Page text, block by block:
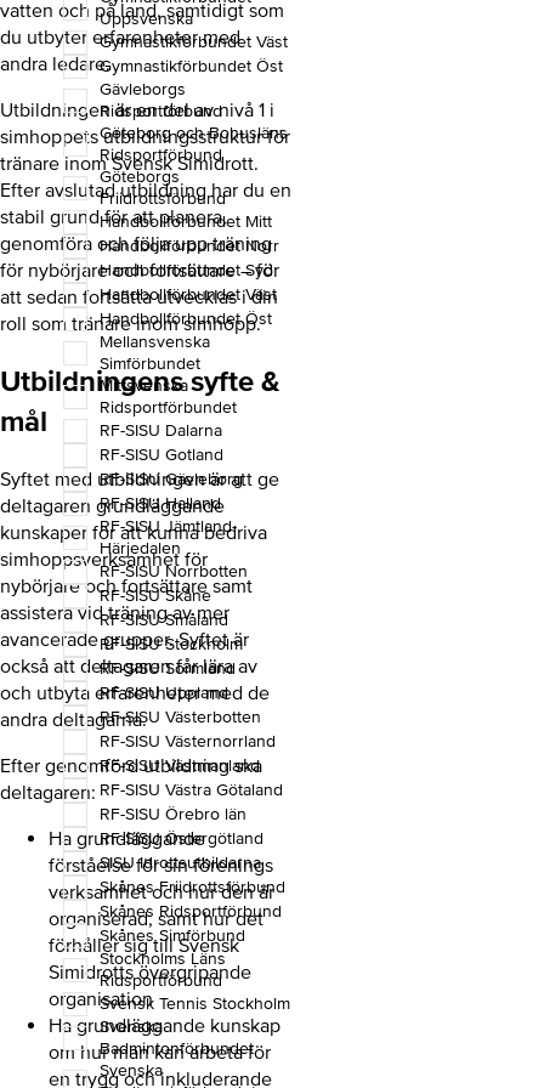
vatten och på land, samtidigt som
du utbyter erfarenheter med
andra ledare.
Utbildningen är en del av nivå 1 i
simhoppets utbildningsstruktur för
tränare inom Svensk Simidrott.
Efter avslutad utbildning har du en
stabil grund för att planera,
genomföra och följa upp träning
för nybörjare och fortsättare – för
att sedan fortsätta utvecklas i din
roll som tränare inom simhopp.
Utbildningens syfte &
mål
Syftet med utbildningen är att ge
deltagaren grundläggande
kunskaper för att kunna bedriva
simhoppsverksamhet för
nybörjare och fortsättare samt
assistera vid träning av mer
avancerade grupper. Syftet är
också att deltagaren får lära av
och utbyta erfarenheter med de
andra deltagarna.
Efter genomförd utbildning ska
deltagaren:
Ha grundläggande
förståelse för sin förenings
verksamhet och hur den är
organiserad, samt hur det
förhåller sig till Svensk
Simidrotts övergripande
organisation
Ha grundläggande kunskap
om hur man kan arbeta för
en trygg och inkluderande
Uppsvenska
Gymnastikförbundet Väst
Gymnastikförbundet Öst
Gävleborgs
Ridsportförbund
Göteborg och Bohusläns
Ridsportförbund
Göteborgs
Friidrottsförbund
Handbollförbundet Mitt
Handbollförbundet Norr
Handbollförbundet Syd
Handbollförbundet Väst
Handbollförbundet Öst
Mellansvenska
Simförbundet
Mittsvenska
Ridsportförbundet
RF-SISU Dalarna
RF-SISU Gotland
RF-SISU Gävleborg
RF-SISU Halland
RF-SISU Jämtland-
Härjedalen
RF-SISU Norrbotten
RF-SISU Skåne
RF-SISU Småland
RF-SISU Stockholm
RF-SISU Sörmland
RF-SISU Uppland
RF-SISU Västerbotten
RF-SISU Västernorrland
RF-SISU Västmanland
RF-SISU Västra Götaland
RF-SISU Örebro län
RF-SISU Östergötland
SISU Idrottsutbildarna
Skånes Friidrottsförbund
Skånes Ridsportförbund
Skånes Simförbund
Stockholms Läns
Ridsportförbund
Svensk Tennis Stockholm
Svenska
Badmintonförbundet
Svenska